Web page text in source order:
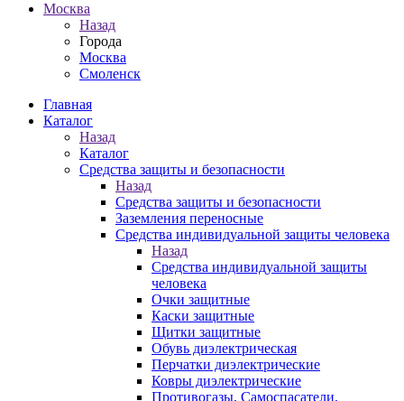
Москва
Назад
Города
Москва
Смоленск
Главная
Каталог
Назад
Каталог
Средства защиты и безопасности
Назад
Средства защиты и безопасности
Заземления переносные
Средства индивидуальной защиты человека
Назад
Средства индивидуальной защиты
человека
Очки защитные
Каски защитные
Щитки защитные
Обувь диэлектрическая
Перчатки диэлектрические
Ковры диэлектрические
Противогазы, Самоспасатели,